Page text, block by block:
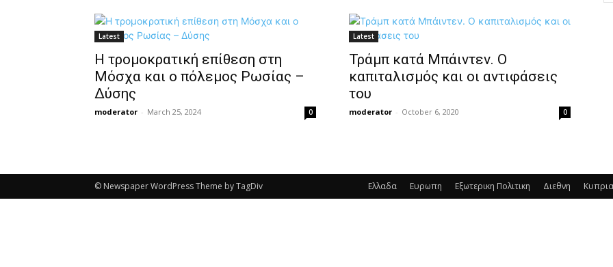
Latest
Η τρομοκρατική επίθεση στη
Μόσχα και ο πόλεμος Ρωσίας –
Δύσης
moderator - March 25, 2024 0
Latest
Τράμπ κατά Μπάιντεν. Ο
καπιταλισμός και οι αντιφάσεις
του
moderator - October 6, 2020 0
Ελλαδα Ευρωπη Εξωτερικη Πολιτικη Διεθνη
© Newspaper WordPress Theme by TagDiv